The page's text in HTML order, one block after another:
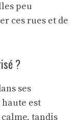
peu
ces rues et de
?
ses
est
tandis